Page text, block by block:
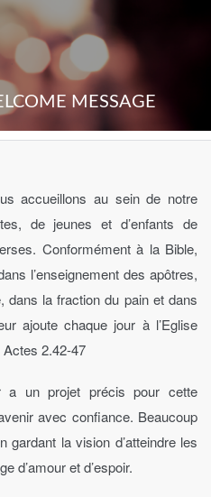
MESSAGE
accueillons au sein de notre
de jeunes et d’enfants de
Conformément à la Bible,
l’enseignement des apôtres,
dans la fraction du pain et dans
ajoute chaque jour à l’Eglise
2.42-47
a un projet précis pour cette
avec confiance. Beaucoup
la vision d’atteindre les
d’amour et d’espoir.